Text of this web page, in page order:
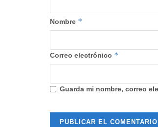
Nombre *
Correo electrónico *
Guarda mi nombre, correo